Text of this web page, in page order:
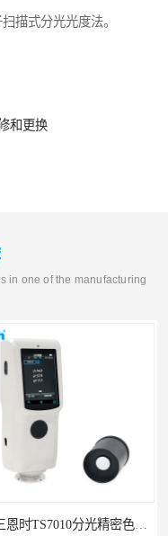
描式分光光度法。
和更换
in one of the manufacturing